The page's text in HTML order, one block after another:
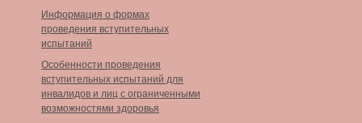
Информация о формах
проведения вступительных
испытаний
Особенности проведения
вступительных испытаний для
инвалидов и лиц с ограниченными
возможностями здоровья